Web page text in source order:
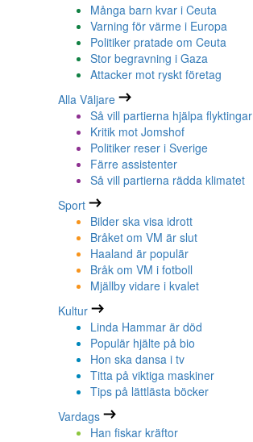
Många barn kvar i Ceuta
Varning för värme i Europa
Politiker pratade om Ceuta
Stor begravning i Gaza
Attacker mot ryskt företag
Alla Väljare
Så vill partierna hjälpa flyktingar
Kritik mot Jomshof
Politiker reser i Sverige
Färre assistenter
Så vill partierna rädda klimatet
Sport
Bilder ska visa idrott
Bråket om VM är slut
Haaland är populär
Bråk om VM i fotboll
Mjällby vidare i kvalet
Kultur
Linda Hammar är död
Populär hjälte på bio
Hon ska dansa i tv
Titta på viktiga maskiner
Tips på lättlästa böcker
Vardags
Han fiskar kräftor